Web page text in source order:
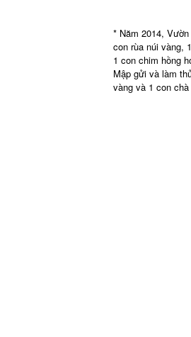
* Năm 2014,
con rùa núi vàng,
1 con chim hồng
Mập gửi và làm
vàng và 1 con